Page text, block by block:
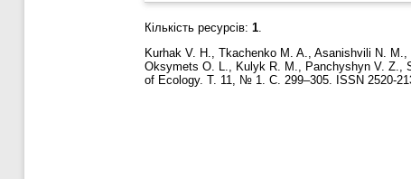
Кількість ресурсів: 1.
Kurhak V. H., Tkachenko M. A., Asanishvili N. M.,
Oksymets O. L., Kulyk R. M., Panchуshуn V. Z.,
of Ecology. Т. 11, № 1. С. 299–305. ISSN 2520-